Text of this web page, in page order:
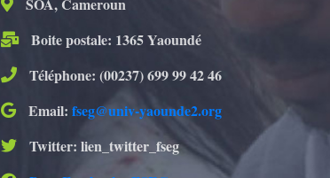
SOA, Cameroun
Boite postale: 1365 Yaoundé
Téléphone: (00237) 699 99 42 46
Email: fseg@univ-yaounde2.org
Twitter: lien_twitter_fseg